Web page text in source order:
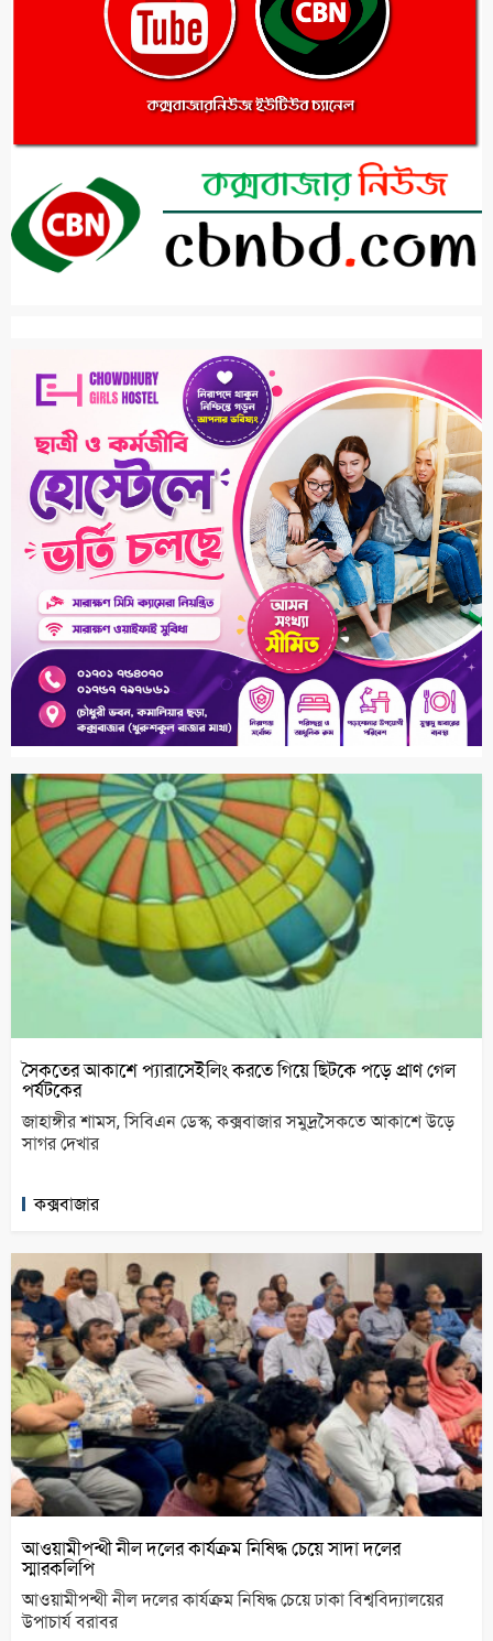
সৈকতের আকাশে প্যারাসেইলিং করতে গিয়ে ছিটকে পড়ে প্রাণ গেল
পর্যটকের
জাহাঙ্গীর শামস, সিবিএন ডেস্ক; কক্সবাজার সমুদ্রসৈকতে আকাশে উড়ে
সাগর দেখার
কক্সবাজার
আওয়ামীপন্থী নীল দলের কার্যক্রম নিষিদ্ধ চেয়ে সাদা দলের
স্মারকলিপি
আওয়ামীপন্থী নীল দলের কার্যক্রম নিষিদ্ধ চেয়ে ঢাকা বিশ্ববিদ্যালয়ের
উপাচার্য বরাবর